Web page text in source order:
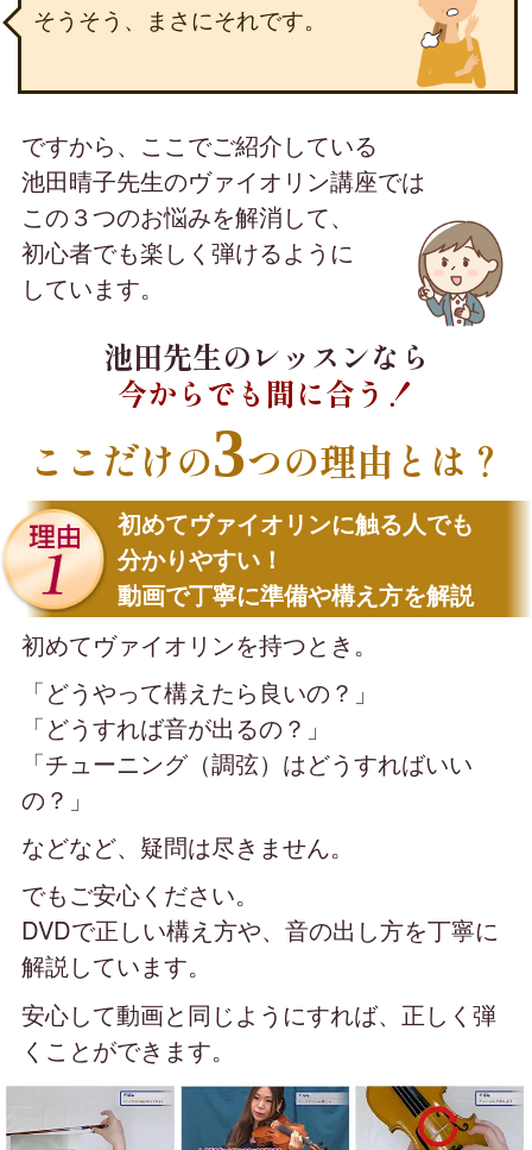
そうそう、まさにそれです。
ですから、ここでご紹介している
池田晴子先生のヴァイオリン講座では
この３つのお悩みを解消して、
初心者でも楽しく弾けるように
しています。
池田先生のレッスンなら
今からでも間に合う！
ここだけの3つの理由とは？
初めてヴァイオリンに触る人でも
分かりやすい！
動画で丁寧に準備や構え方を解説
初めてヴァイオリンを持つとき。
「どうやって構えたら良いの？」
「どうすれば音が出るの？」
「チューニング（調弦）はどうすればいい
の？」
などなど、疑問は尽きません。
でもご安心ください。
DVDで正しい構え方や、音の出し方を丁寧に
解説しています。
安心して動画と同じようにすれば、正しく弾
くことができます。